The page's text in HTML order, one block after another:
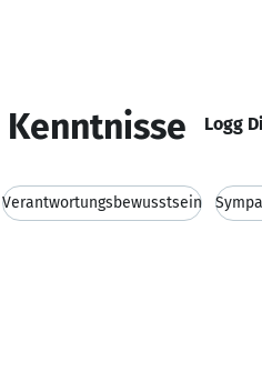
Logg
Verantwortungsbewusstsein